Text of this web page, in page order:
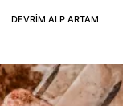
DEVRIM ALP ARTAM